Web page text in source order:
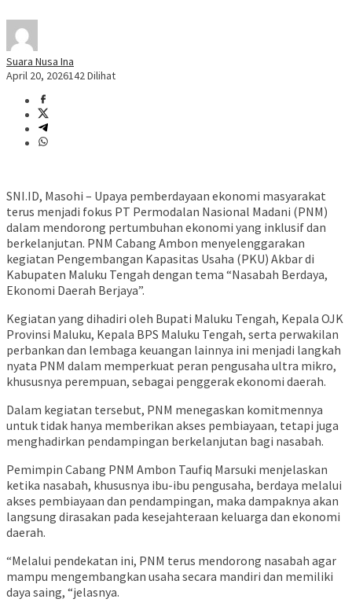
Suara Nusa Ina
April 20, 2026142 Dilihat
SNI.ID, Masohi – Upaya pemberdayaan ekonomi masyarakat
terus menjadi fokus PT Permodalan Nasional Madani (PNM)
dalam mendorong pertumbuhan ekonomi yang inklusif dan
berkelanjutan. PNM Cabang Ambon menyelenggarakan
kegiatan Pengembangan Kapasitas Usaha (PKU) Akbar di
Kabupaten Maluku Tengah dengan tema “Nasabah Berdaya,
Ekonomi Daerah Berjaya”.
Kegiatan yang dihadiri oleh Bupati Maluku Tengah, Kepala OJK
Provinsi Maluku, Kepala BPS Maluku Tengah, serta perwakilan
perbankan dan lembaga keuangan lainnya ini menjadi langkah
nyata PNM dalam memperkuat peran pengusaha ultra mikro,
khususnya perempuan, sebagai penggerak ekonomi daerah.
Dalam kegiatan tersebut, PNM menegaskan komitmennya
untuk tidak hanya memberikan akses pembiayaan, tetapi juga
menghadirkan pendampingan berkelanjutan bagi nasabah.
Pemimpin Cabang PNM Ambon Taufiq Marsuki menjelaskan
ketika nasabah, khususnya ibu-ibu pengusaha, berdaya melalui
akses pembiayaan dan pendampingan, maka dampaknya akan
langsung dirasakan pada kesejahteraan keluarga dan ekonomi
daerah.
“Melalui pendekatan ini, PNM terus mendorong nasabah agar
mampu mengembangkan usaha secara mandiri dan memiliki
daya saing, “jelasnya.